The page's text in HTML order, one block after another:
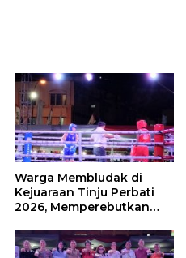
Warga Membludak di
Kejuaraan Tinju Perbati
2026, Memperebutkan